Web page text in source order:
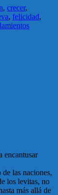
, crecer,
, felicidad,
encantusar
las naciones,
los levitas, no
más allá de